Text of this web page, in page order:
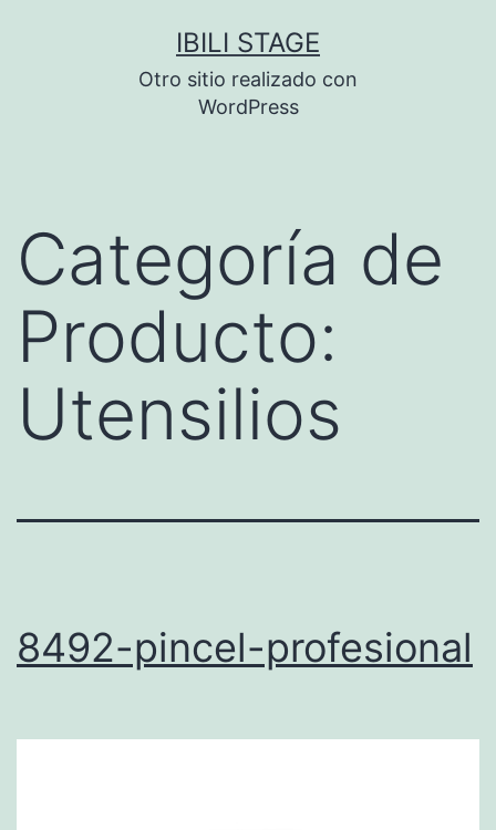
IBILI STAGE
Otro sitio realizado con
WordPress
Categoría de
Producto:
Utensilios
8492-pincel-profesional